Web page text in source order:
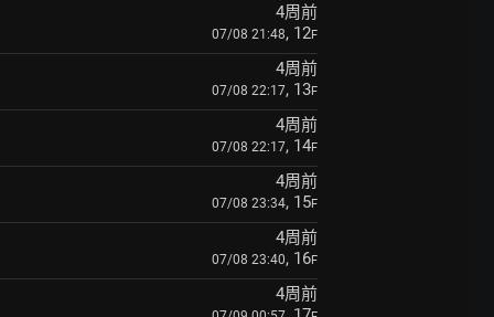
4周前
07/08 21:48, 12F
4周前
07/08 22:17, 13F
4周前
07/08 22:17, 14F
4周前
07/08 23:34, 15F
4周前
07/08 23:40, 16F
4周前